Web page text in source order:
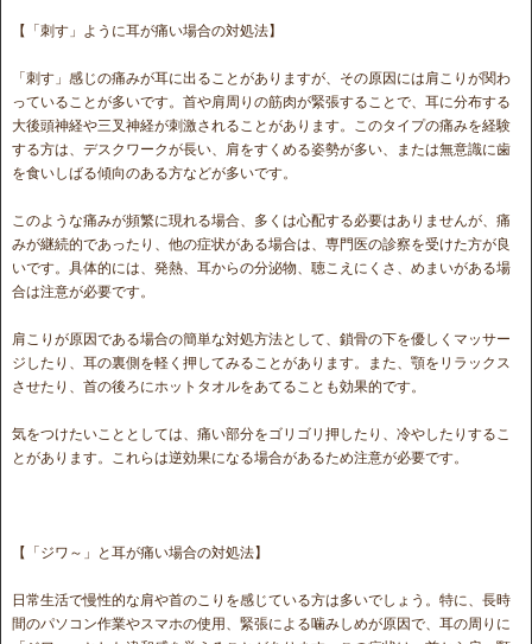
【「刺す」ように耳が痛い場合の対処法】
「刺す」感じの痛みが耳に出ることがありますが、その原因には肩こりが関わ
っていることが多いです。首や肩周りの筋肉が緊張することで、耳に分布する
大後頭神経や三叉神経が刺激されることがあります。このタイプの痛みを経験
する方は、デスクワークが長い、肩をすくめる姿勢が多い、または無意識に歯
を食いしばる傾向のある方などが多いです。
このような痛みが頻繁に現れる場合、多くは心配する必要はありませんが、痛
みが継続的であったり、他の症状がある場合は、専門医の診察を受けた方が良
いです。具体的には、発熱、耳からの分泌物、聴こえにくさ、めまいがある場
合は注意が必要です。
肩こりが原因である場合の簡単な対処方法として、鎖骨の下を優しくマッサー
ジしたり、耳の裏側を軽く押してみることがあります。また、顎をリラックス
させたり、首の後ろにホットタオルをあてることも効果的です。
気をつけたいこととしては、痛い部分をゴリゴリ押したり、冷やしたりするこ
とがあります。これらは逆効果になる場合があるため注意が必要です。
【「ジワ～」と耳が痛い場合の対処法】
日常生活で慢性的な肩や首のこりを感じている方は多いでしょう。特に、長時
間のパソコン作業やスマホの使用、緊張による噛みしめが原因で、耳の周りに